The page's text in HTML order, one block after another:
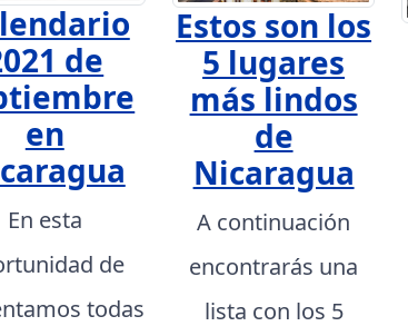
de
en
En esta
de
todas
Estos son los
5 lugares
más lindos
de
Nicaragua
A continuación
encontrarás una
lista con los 5